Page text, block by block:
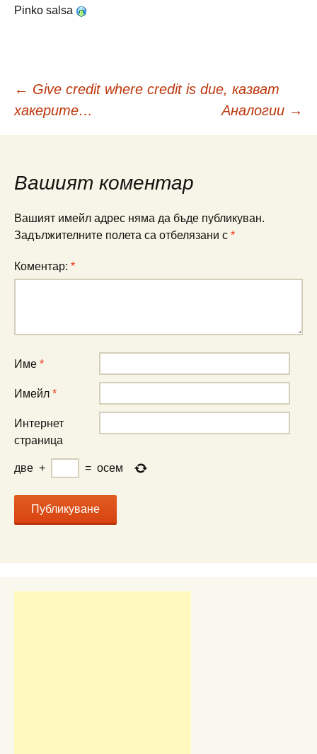
Pinko salsa
Навигация
в
публикациите
← Give credit where credit is due, казват
хакерите…
Аналогии →
Вашият коментар
Вашият имейл адрес няма да бъде публикуван.
Задължителните полета са отбелязани с *
Коментар: *
Име *
Имейл *
Интернет
страница
две + = осем